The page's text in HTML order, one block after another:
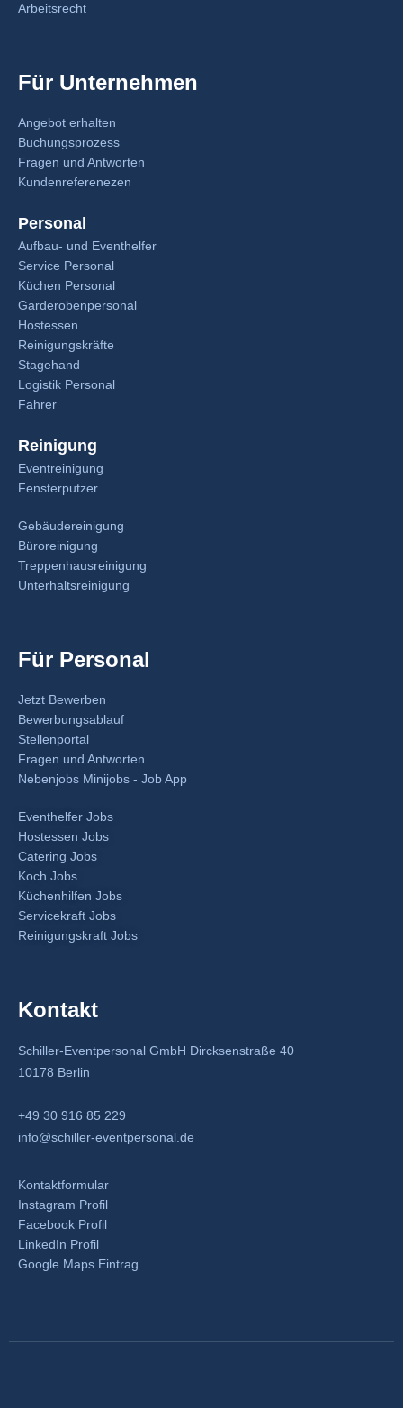
Arbeitsrecht
Für Unternehmen
Angebot erhalten
Buchungsprozess
Fragen und Antworten
Kundenreferenezen
Personal
Aufbau- und Eventhelfer
Service Personal
Küchen Personal
Garderobenpersonal
Hostessen
Reinigungskräfte
Stagehand
Logistik Personal
Fahrer
Reinigung
Eventreinigung
Fensterputzer
Gebäudereinigung
Büroreinigung
Treppenhausreinigung
Unterhaltsreinigung
Für Personal
Jetzt Bewerben
Bewerbungsablauf
Stellenportal
Fragen und Antworten
Nebenjobs Minijobs - Job App
Eventhelfer Jobs
Hostessen Jobs
Catering Jobs
Koch Jobs
Küchenhilfen Jobs
Servicekraft Jobs
Reinigungskraft Jobs
Kontakt
Schiller-Eventpersonal GmbH Dircksenstraße 40
10178 Berlin
+49 30 916 85 229
info@schiller-eventpersonal.de
Kontaktformular
Instagram Profil
Facebook Profil
LinkedIn Profil
Google Maps Eintrag